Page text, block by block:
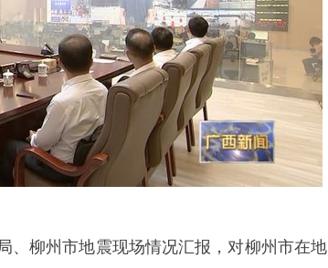
、柳州市地震现场情况汇报，对柳州市在地